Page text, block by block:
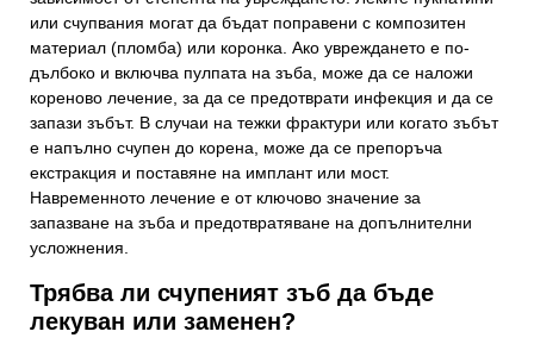
или счупвания могат да бъдат поправени с композитен
материал (пломба) или коронка. Ако увреждането е по-
дълбоко и включва пулпата на зъба, може да се наложи
кореново лечение, за да се предотврати инфекция и да се
запази зъбът. В случаи на тежки фрактури или когато зъбът
е напълно счупен до корена, може да се препоръча
екстракция и поставяне на имплант или мост.
Навременното лечение е от ключово значение за
запазване на зъба и предотвратяване на допълнителни
усложнения.
Трябва ли счупеният зъб да бъде
лекуван или заменен?